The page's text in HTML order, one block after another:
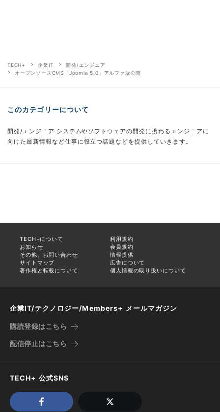
TECH+ 企業IT
開発/エンジニア
オープンソースCMS「Joomla 5.0」アルファ版公開
このカテゴリーについて
開発/エンジニア システムやソフトウェアの開発に携わるエンジニアに
向けた最新情報など仕事に役立つ話題などを提供していきます。
TECH+について
利用規約
お知らせ
会員規約
その他、お問い合わせ
情報提供
サイトマップ
広告について
著作権と転載について
個人情報の取り扱いについて
企業IT/テクノロジー/Members+ メールマガジン
購読登録はこちら
配信停止はこちら
TECH+ 公式SNS